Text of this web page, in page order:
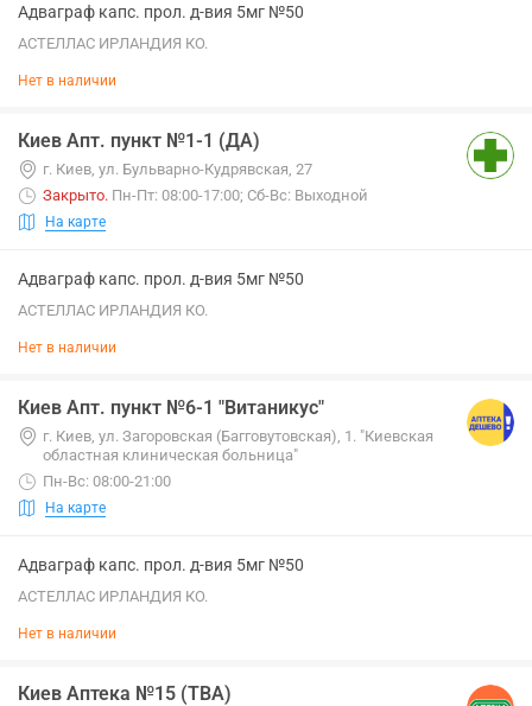
Адваграф капс. прол. д-вия 5мг №50
АСТЕЛЛАС ИРЛАНДИЯ КО.
Нет в наличии
Киев Апт. пункт №1-1 (ДА)
г. Киев, ул. Бульварно-Кудрявская, 27
Закрыто. Пн-Пт: 08:00-17:00; Сб-Вс: Выходной
На карте
Адваграф капс. прол. д-вия 5мг №50
АСТЕЛЛАС ИРЛАНДИЯ КО.
Нет в наличии
Киев Апт. пункт №6-1 "Витаникус"
г. Киев, ул. Загоровская (Багговутовская), 1. "Киевская
областная клиническая больница"
Пн-Вс: 08:00-21:00
На карте
Адваграф капс. прол. д-вия 5мг №50
АСТЕЛЛАС ИРЛАНДИЯ КО.
Нет в наличии
Киев Аптека №15 (ТВА)